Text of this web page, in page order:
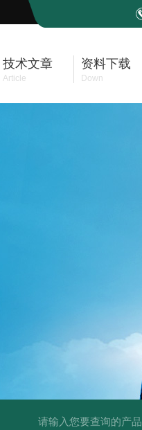
技术文章
Article
资料下载
Down
PP风帽 组合式空调机组